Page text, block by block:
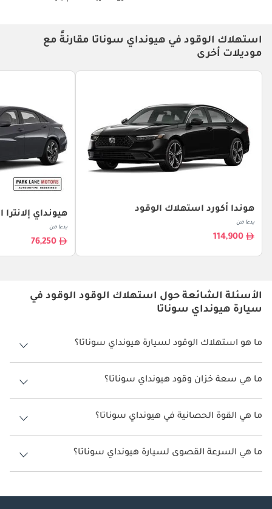
استهلاك الوقود في هيونداي سوناتا مقارنةً مع
موديلات أخرى
هوندا أكورد استهلاك الوقود
بدءا من
114,900
هيونداي
بدءا من
76,250
الأسئلة الشائعة حول استهلاك الوقود الوقود في
سيارة هيونداي سوناتا
ما هو استهلاك الوقود لسيارة هيونداي سوناتا؟
يتراوح استهلاك الوقود لسيارة هيونداي سوناتا بين 12 كم/ليتر - 13 كم/ليتر.
ما هي سعة خزان وقود هيونداي سوناتا؟
سعة خزان وقود هيونداي سوناتا 60 ليتر.
ما هي القوة الحصانية في هيونداي سوناتا؟
تنتج هيونداي سوناتا قوة 150 حصان - 194 حصان.
ما هي السرعة القصوى لسيارة هيونداي سوناتا؟
السرعة القصوى لسيارة هيونداي سوناتا هي 210 كم/الساعة - 220 كم/